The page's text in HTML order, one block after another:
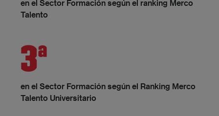
en el Sector Formación según el ranking Merco
Talento
3ª
en el Sector Formación según el Ranking Merco
Talento Universitario